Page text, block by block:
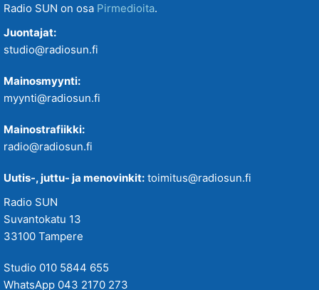
Radio SUN on osa Pirmedioita.
Juontajat:
studio@radiosun.fi
Mainosmyynti:
myynti@radiosun.fi
Mainostrafiikki:
radio@radiosun.fi
Uutis-, juttu- ja menovinkit: toimitus@radiosun.fi
Radio SUN
Suvantokatu 13
33100 Tampere
Studio 010 5844 655
WhatsApp 043 2170 273